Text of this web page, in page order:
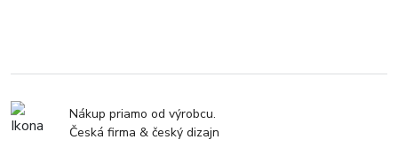
Nákup priamo od výrobcu.
Česká firma & český dizajn